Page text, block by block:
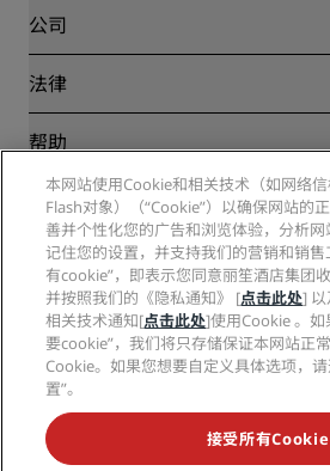
Blog
目的地
丽笙酒店集团APP
体育认证酒店
家庭友好型酒店
健康与安全
合作伙伴
公司
丽笙酒店集团
工作机会 RHG
工作机会 PPHE
工作机会 EHL
The Club by RHG
发展机会
责任经营
采购
法律
隐私中心
丽赏会条款和条件
网站使用协议
数字无障碍
现代奴隶制声明
帮助
消费者警示
联系方式
常见问题
网站地图
社交媒体
丽笙酒店集团品牌
不再错失我们最受欢迎的酒店优惠
本网站使用Cookie和相关技术（如网络
Flash对象）（“Cookie”）以确保网站的
善并个性化您的广告和浏览体验，分析网
记住您的设置，并支持我们的营销和销售
有cookie”，即表示您同意丽笙酒店集团
并按照我们的《隐私通知》 [点击此处]
相关技术通知[点击此处]使用Cookie 。
要cookie”，我们将只存储保证本网站正
Cookie。如果您想要自定义具体选项，
置”。
接受所有Cookie